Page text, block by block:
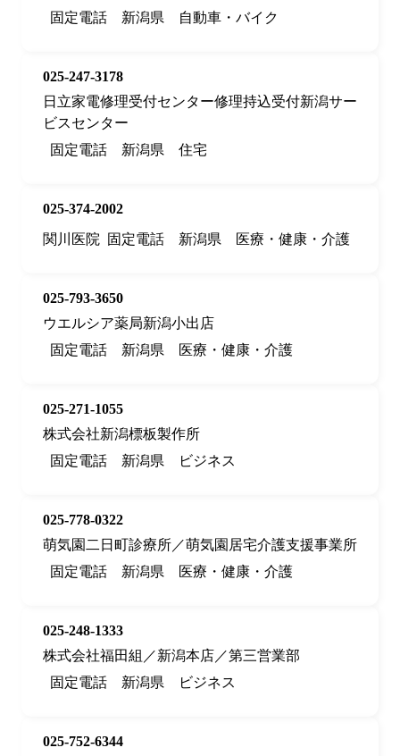
固定電話
新潟県 自動車・バイク
025-247-3178
日立家電修理受付センター修理持込受付新潟サー
ビスセンター
固定電話
新潟県 住宅
025-374-2002
関川医院
固定電話 新潟県 医療・健康・介護
025-793-3650
ウエルシア薬局新潟小出店
固定電話
新潟県 医療・健康・介護
025-271-1055
株式会社新潟標板製作所
固定電話
新潟県 ビジネス
025-778-0322
萌気園二日町診療所／萌気園居宅介護支援事業所
固定電話
新潟県 医療・健康・介護
025-248-1333
株式会社福田組／新潟本店／第三営業部
固定電話
新潟県 ビジネス
025-752-6344